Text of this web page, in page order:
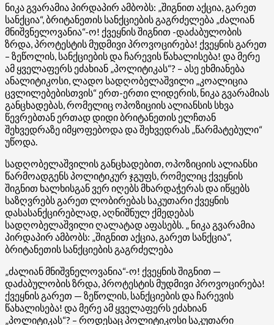
ნიკა გვარამია პირდაპირ ამბობს: „შიგნით აქცია, გარეთ
სანქცია“, ბრიტანეთის სანქციების გაგრძელება „ძალიან
მნიშვნელოვანია“-ო! ქვეყნის შიგნით -დაძაბულობის
ზრდა, პროტესტის მუდმივი პროვოცირება! ქვეყნის გარეთ
– ზეწოლის, სანქციების და ჩარევის წახალისება! და მერე
ამ ყველაფერს ეძახიან „პოლიტიკას“? – ასე ეხმიანება
ანალიტიკოსი, ლადო სადღობელაშვილი „კოალიცია
ცვლილებებისთვის“ ერთ-ერთი ლიდერის, ნიკა გვარამიას
განცხადებას, რომელიც ოპოზიციის ალიანსის სხვა
წევრებთან ერთად დიდი ბრიტანეთის ელჩთან
შეხვედრაზე იმყოფებოდა და შეხვედრას „წარმატებული“
უწოდა.
სადღობელაშვილის განცხადებით, ოპოზიციის ალიანსი
წარმოადგენს პოლიტიკურ ჯგუფს, რომელიც ქვეყნის
შიგნით ხალხისგან ვერ იღებს მხარდაჭერას და იწყებს
საზღვრებს გარეთ ლობირებას საკუთარი ქვეყნის
დასასანქცირებლად, აღნიშნულ ქმედებას
სადღობელაშვილი ღალატად აფასებს. „ ნიკა გვარამია
პირდაპირ ამბობს: „შიგნით აქცია, გარეთ სანქცია“,
ბრიტანეთის სანქციების გაგრძელება
„ძალიან მნიშვნელოვანია“-ო! ქვეყნის შიგნით —
დაძაბულობის ზრდა, პროტესტის მუდმივი პროვოცირება!
ქვეყნის გარეთ — ზეწოლის, სანქციების და ჩარევის
წახალისება! და მერე ამ ყველაფერს ეძახიან
„პოლიტიკას“? – როდესაც პოლიტიკოსი საკუთარი